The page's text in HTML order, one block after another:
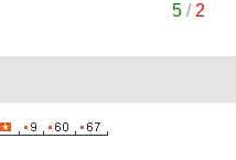
5/ 2